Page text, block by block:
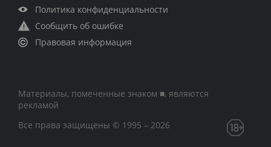
Политика конфиденциальности
Сообщить об ошибке
Правовая информация
Материалы, помеченные знаком ■, являются
рекламой
Все права защищены © 1995 – 2026